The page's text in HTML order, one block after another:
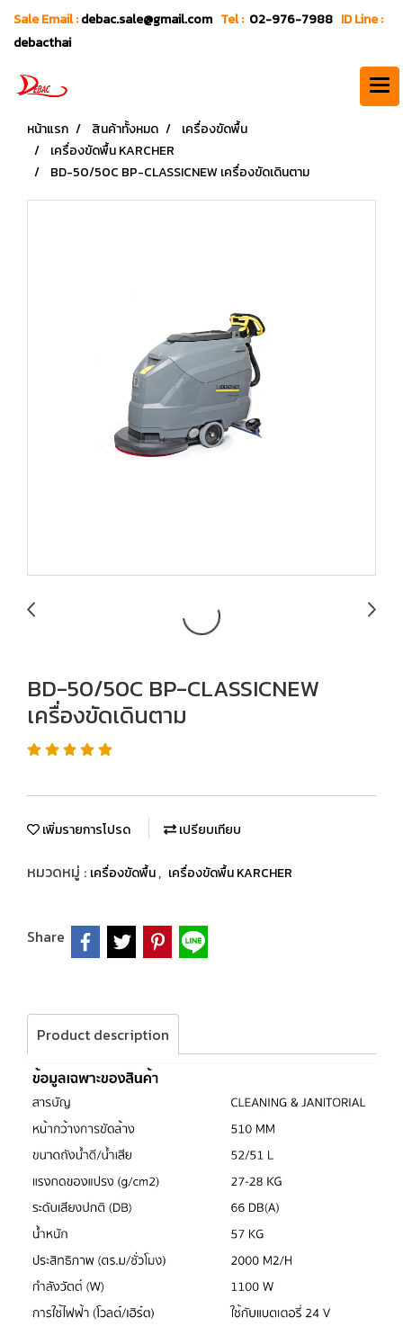
Sale Email :debac.sale@gmail.com Tel : 02-976-7988 ID Line :
debacthai
หน้าแรก สินค้าทั้งหมด
เครื่องขัดพื้น
เครื่องขัดพื้น KARCHER
BD-50/50C BP-CLASSICNEW เครื่องขัดเดินตาม
BD-50/50C BP-CLASSICNEW
เครื่องขัดเดินตาม
เพิ่มรายการโปรด เปรียบเทียบ
หมวดหมู่ : เครื่องขัดพื้น, เครื่องขัดพื้น KARCHER
Share
Product description